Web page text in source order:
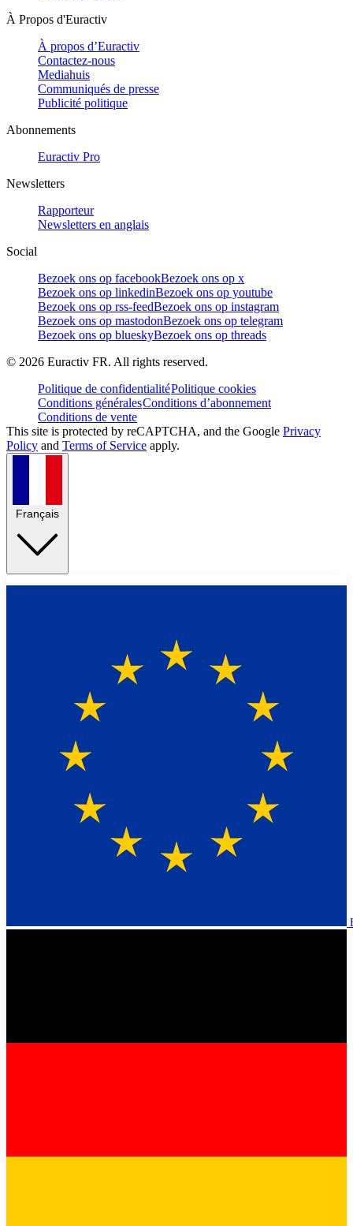
À Propos d'Euractiv
À propos d’Euractiv
Contactez-nous
Mediahuis
Communiqués de presse
Publicité politique
Abonnements
Euractiv Pro
Newsletters
Rapporteur
Newsletters en anglais
Social
Bezoek ons op facebookBezoek ons op x
Bezoek ons op linkedinBezoek ons op youtube
Bezoek ons op rss-feedBezoek ons op instagram
Bezoek ons op mastodonBezoek ons op telegram
Bezoek ons op blueskyBezoek ons op threads
© 2026 Euractiv FR. All rights reserved.
Politique de confidentialitéPolitique cookies
Conditions généralesConditions d’abonnement
Conditions de vente
This site is protected by reCAPTCHA, and the Google Privacy
Policy and Terms of Service apply.
Français